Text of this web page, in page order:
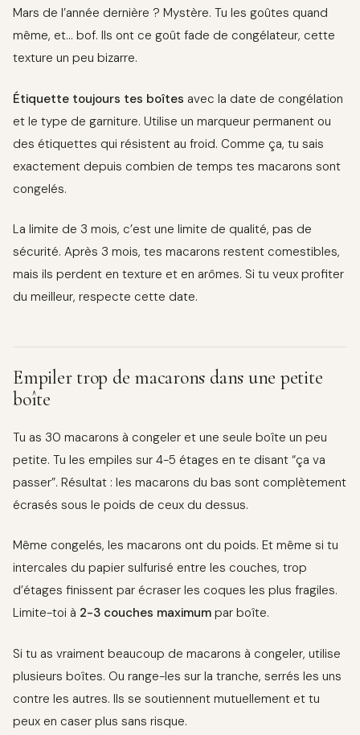
Mars de l’année dernière ? Mystère. Tu les goûtes quand
même, et… bof. Ils ont ce goût fade de congélateur, cette
texture un peu bizarre.
Étiquette toujours tes boîtes avec la date de congélation
et le type de garniture. Utilise un marqueur permanent ou
des étiquettes qui résistent au froid. Comme ça, tu sais
exactement depuis combien de temps tes macarons sont
congelés.
La limite de 3 mois, c’est une limite de qualité, pas de
sécurité. Après 3 mois, tes macarons restent comestibles,
mais ils perdent en texture et en arômes. Si tu veux profiter
du meilleur, respecte cette date.
Empiler trop de macarons dans une petite
boîte
Tu as 30 macarons à congeler et une seule boîte un peu
petite. Tu les empiles sur 4-5 étages en te disant “ça va
passer”. Résultat : les macarons du bas sont complètement
écrasés sous le poids de ceux du dessus.
Même congelés, les macarons ont du poids. Et même si tu
intercales du papier sulfurisé entre les couches, trop
d’étages finissent par écraser les coques les plus fragiles.
Limite-toi à 2-3 couches maximum par boîte.
Si tu as vraiment beaucoup de macarons à congeler, utilise
plusieurs boîtes. Ou range-les sur la tranche, serrés les uns
contre les autres. Ils se soutiennent mutuellement et tu
peux en caser plus sans risque.